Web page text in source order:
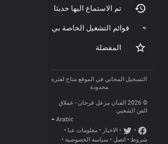
تم الاستماع اليها حديثا
قوائم التشغيل الخاصة بي
المفضلة
التسجيل المجاني في الموقع متاح لفترة
محدودة
© 2026 الفنان مزعل فرحان - عملاق
الفن الشعبي
Arabic
•
• الاخبار • معلومات عنا •
شروط • اتصل • سياسة الخصوصية •